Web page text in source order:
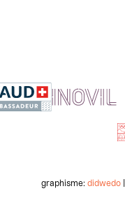
graphisme:didwedo